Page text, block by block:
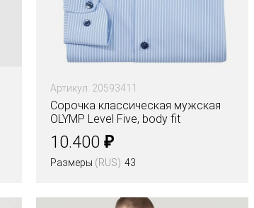
Артикул: 20593411
Сорочка классическая мужская
OLYMP Level Five, body fit
10.400 ₽
Размеры (RUS) 43